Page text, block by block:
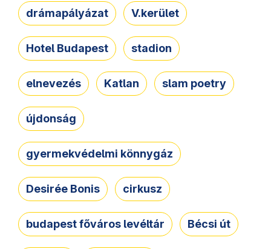
drámapályázat V.kerület
Hotel Budapest stadion
elnevezés Katlan slam poetry
újdonság
gyermekvédelmi könnygáz
Desirée Bonis cirkusz
budapest főváros levéltár Bécsi út